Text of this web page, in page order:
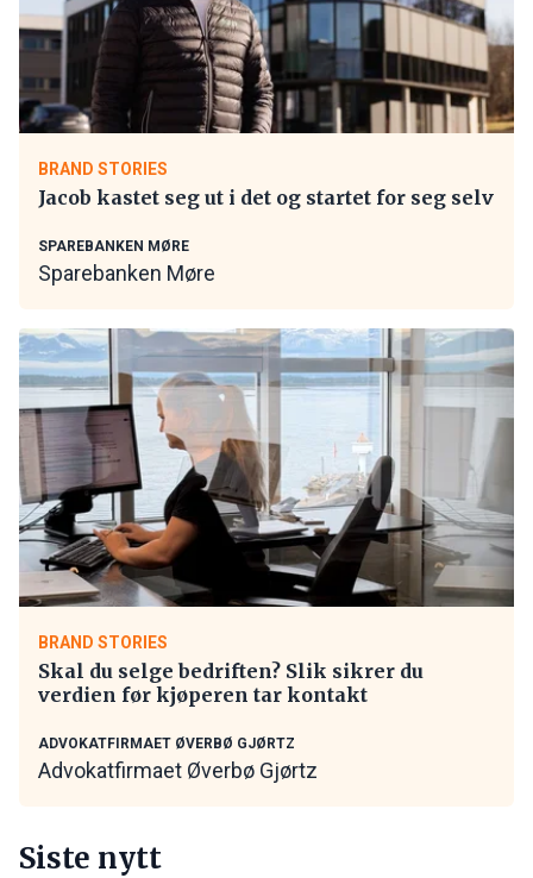
BRAND STORIES
Jacob kastet seg ut i det og startet for seg selv
SPAREBANKEN MØRE
Sparebanken Møre
BRAND STORIES
Skal du selge bedriften? Slik sikrer du
verdien før kjøperen tar kontakt
ADVOKATFIRMAET ØVERBØ GJØRTZ
Advokatfirmaet Øverbø Gjørtz
Siste nytt